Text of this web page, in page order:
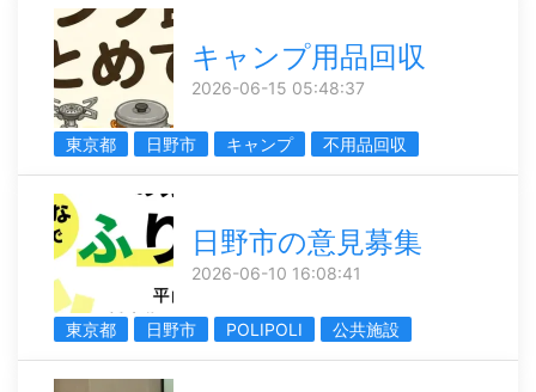
キャンプ用品回収
2026-06-15 05:48:37
東京都 日野市 キャンプ 不用品回収
日野市の意見募集
2026-06-10 16:08:41
東京都 日野市 POLIPOLI 公共施設